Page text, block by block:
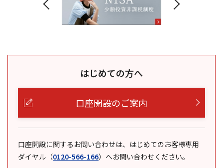
はじめての方へ
口座開設のご案内
口座開設に関するお問い合わせは、はじめてのお客様専用
ダイヤル （0120-566-166） へお問い合わせください。